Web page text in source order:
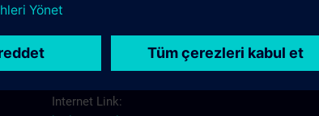
Schlosshotel >
Weitere Informationen über Hotels und
Internet Link: